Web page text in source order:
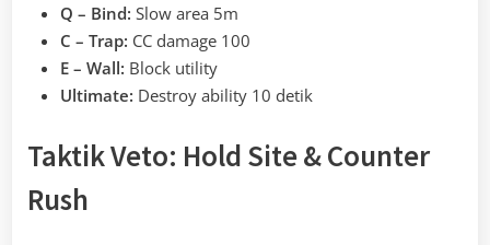
Q – Bind: Slow area 5m
C – Trap: CC damage 100
E – Wall: Block utility
Ultimate: Destroy ability 10 detik
Taktik Veto: Hold Site & Counter
Rush